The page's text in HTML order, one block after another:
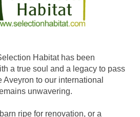
Habitat has been
a true soul and a legacy to pass
to our international
unwavering.
ripe for renovation, or a